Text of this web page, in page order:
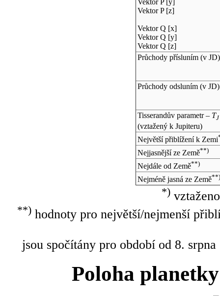
Vektor P [z]
Vektor Q [x]
Vektor Q [y]
Vektor Q [z]
Průchody přísluním (v JD)
Průchody odsluním (v JD)
Tisserandův parametr – TJ
(vztažený k Jupiteru)
Největší přiblížení k Zemi
Nejjasnější ze Země**)
Nejdále od Země**)
Nejméně jasná ze Země**)
*)
**)hodnoty pro největší/nejmenší
jsou spočítány pro období od 8.
Poloha